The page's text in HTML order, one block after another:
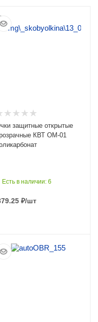
защитные открытые
КВТ ОМ-01
Есть в наличии: 6
₽/шт
ПОДРОБНЕЕ